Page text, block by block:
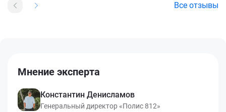
Все отзывы
Мнение эксперта
Константин Денисламов
Генеральный директор «Полис 812»